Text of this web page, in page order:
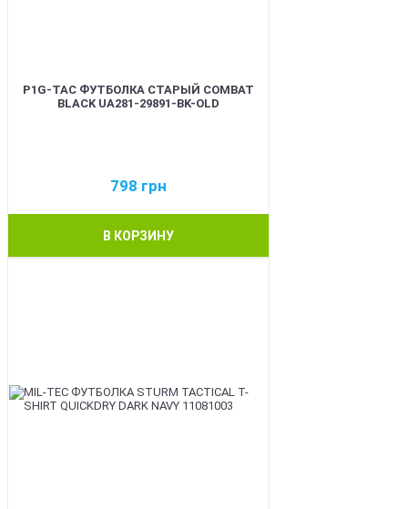
P1G-TAC ФУТБОЛКА СТАРЫЙ COMBAT
BLACK UA281-29891-BK-OLD
798 грн
В КОРЗИНУ